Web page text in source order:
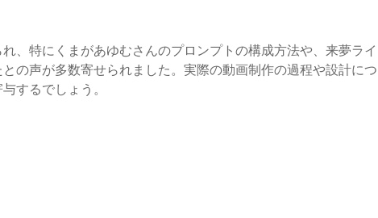
、特にくまがあゆむさんのプロンプトの構成方法や、来夢ライ
の声が多数寄せられました。実際の動画制作の過程や設計につ
するでしょう。